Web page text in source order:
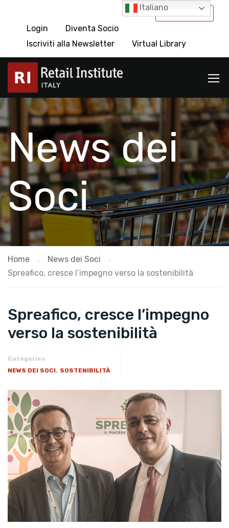
International
Login
Diventa Socio
Iscriviti alla Newsletter
Virtual Library
News dei
Soci
Home
News dei Soci
Spreafico, cresce l’impegno verso la sostenibilità
Spreafico, cresce l’impegno
verso la sostenibilità
Categories
NEWS DEI SOCI, SOSTENIBILITÀ
Italiano